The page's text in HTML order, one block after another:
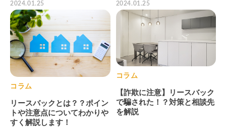
2024.01.25
コラム
リースバックとは？？ポイン
トや注意点についてわかりや
すく解説します！
2024.01.25
コラム
【詐欺に注意】リースバック
で騙された！？対策と相談先
を解説